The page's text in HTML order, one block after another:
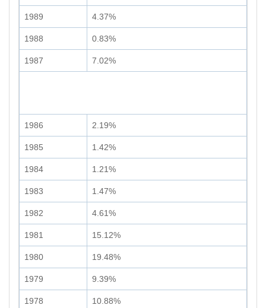
1989 4.37%
1988 0.83%
1987 7.02%
1986 2.19%
1985 1.42%
1984 1.21%
1983 1.47%
1982 4.61%
1981 15.12%
1980 19.48%
1979 9.39%
1978 10.88%